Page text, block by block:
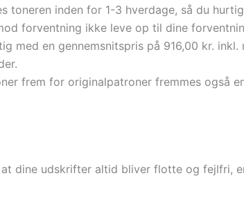
toneren inden for 1-3 hverdage, så du
forventning ikke leve op til dine
med en gennemsnitspris på 916,00 kr.
frem for originalpatroner fremmes også
dine udskrifter altid bliver flotte og fejlfri,